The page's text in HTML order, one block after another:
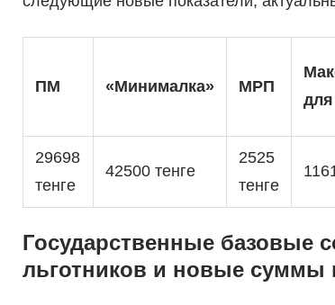
ПМ «Минималка» МРП
29698
тенге
42500 тенге
2525
тенге
Государственные базовые
льготников и новые суммы